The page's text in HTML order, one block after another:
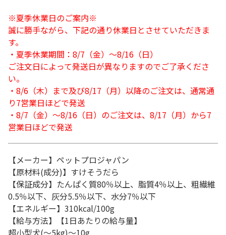
※夏季休業日のご案内※
誠に勝手ながら、下記の通り休業日とさせていただきま
す。
・夏季休業期間：8/7（金）～8/16（日）
ご注文日によって発送日が異なりますのでご了承くださ
い。
・8/6（木）まで及び8/17（月）以降のご注文は、通常通
り7営業日ほどで発送
・8/7（金）～8/16（日）のご注文は、8/17（月）から7
営業日ほどで発送
【メーカー】ペットプロジャパン
【原材料(成分)】すけそうだら
【保証成分】たんぱく質80％以上、脂質4％以上、粗繊維
0.5％以下、灰分5.5％以下、水分7％以下
【エネルギー】310kcal/100g
【給与方法】【1日あたりの給与量】
超小型犬(～5kg)～10g